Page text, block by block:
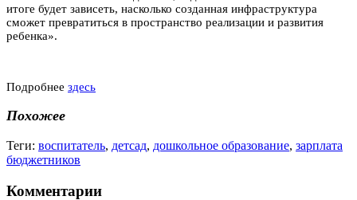
итоге будет зависеть, насколько созданная инфраструктура
сможет превратиться в пространство реализации и развития
ребенка».
Подробнее здесь
Похожее
Теги: воспитатель, детсад, дошкольное образование, зарплата
бюджетников
Комментарии